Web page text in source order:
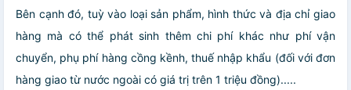
Bên cạnh đó, tuỳ vào loại sản phẩm, hình thức và địa chỉ giao
hàng mà có thể phát sinh thêm chi phí khác như phí vận
chuyển, phụ phí hàng cồng kềnh, thuế nhập khẩu (đối với đơn
hàng giao từ nước ngoài có giá trị trên 1 triệu đồng).....